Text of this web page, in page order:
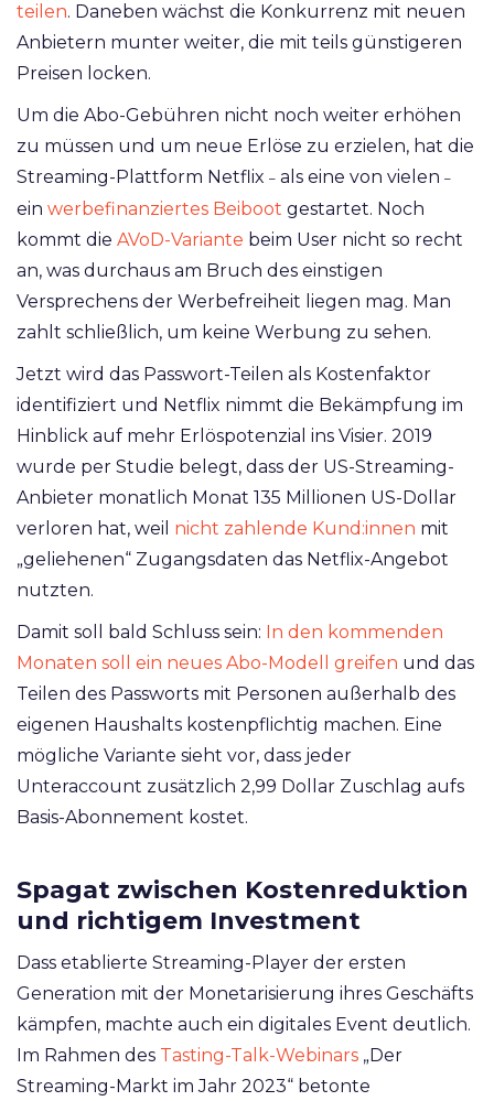
teilen. Daneben wächst die Konkurrenz mit neuen
Anbietern munter weiter, die mit teils günstigeren
Preisen locken.
Um die Abo-Gebühren nicht noch weiter erhöhen
zu müssen und um neue Erlöse zu erzielen, hat die
Streaming-Plattform Netflix – als eine von vielen –
ein werbefinanziertes Beiboot gestartet. Noch
kommt die AVoD-Variante beim User nicht so recht
an, was durchaus am Bruch des einstigen
Versprechens der Werbefreiheit liegen mag. Man
zahlt schließlich, um keine Werbung zu sehen.
Jetzt wird das Passwort-Teilen als Kostenfaktor
identifiziert und Netflix nimmt die Bekämpfung im
Hinblick auf mehr Erlöspotenzial ins Visier. 2019
wurde per Studie belegt, dass der US-Streaming-
Anbieter monatlich Monat 135 Millionen US-Dollar
verloren hat, weil nicht zahlende Kund:innen mit
„geliehenen“ Zugangsdaten das Netflix-Angebot
nutzten.
Damit soll bald Schluss sein: In den kommenden
Monaten soll ein neues Abo-Modell greifen und das
Teilen des Passworts mit Personen außerhalb des
eigenen Haushalts kostenpflichtig machen. Eine
mögliche Variante sieht vor, dass jeder
Unteraccount zusätzlich 2,99 Dollar Zuschlag aufs
Basis-Abonnement kostet.
Spagat zwischen Kostenreduktion
und richtigem Investment
Dass etablierte Streaming-Player der ersten
Generation mit der Monetarisierung ihres Geschäfts
kämpfen, machte auch ein digitales Event deutlich.
Im Rahmen des Tasting-Talk-Webinars „Der
Streaming-Markt im Jahr 2023“ betonte